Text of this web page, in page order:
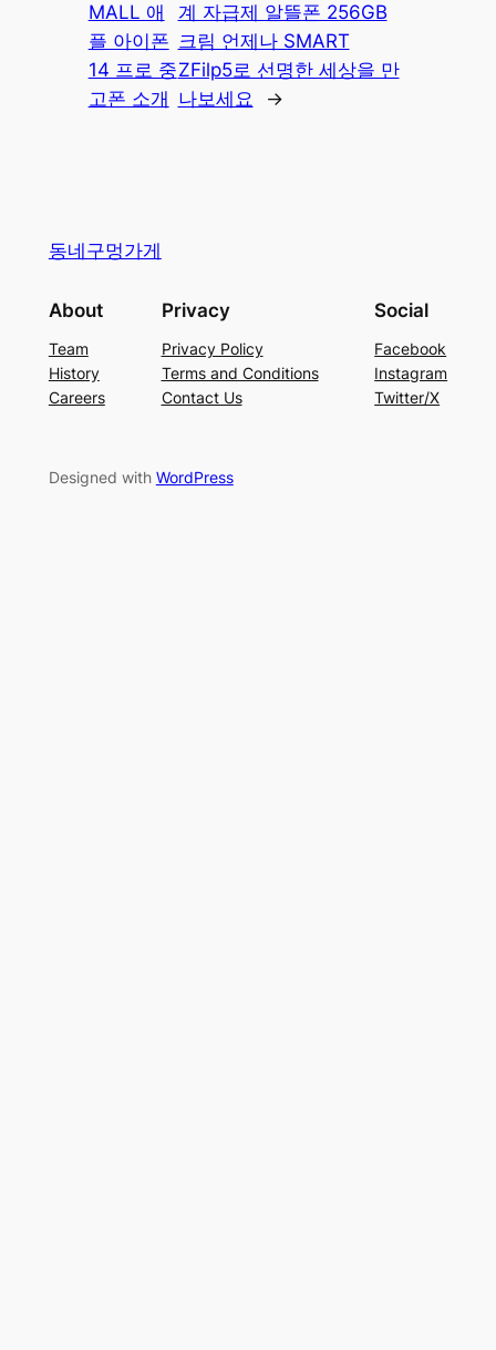
MALL 애
플 아이폰
14 프로 중
고폰 소개
계 자급제 알뜰폰 256GB
크림 언제나 SMART
ZFilp5로 선명한 세상을 만
나보세요
→
동네구멍가게
About
Team
History
Careers
Privacy
Privacy Policy
Terms and Conditions
Contact Us
Social
Facebook
Instagram
Twitter/X
Designed with WordPress